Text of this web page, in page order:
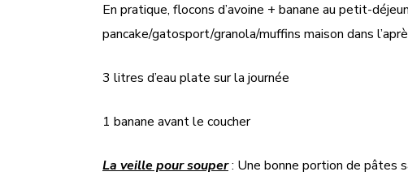
En pratique, flocons d’avoine + banane au petit-
pancake/gatosport/granola/muffins maison dans
3 litres d’eau plate sur la journée
1 banane avant le coucher
La veille pour souper: Une bonne portion de pâtes